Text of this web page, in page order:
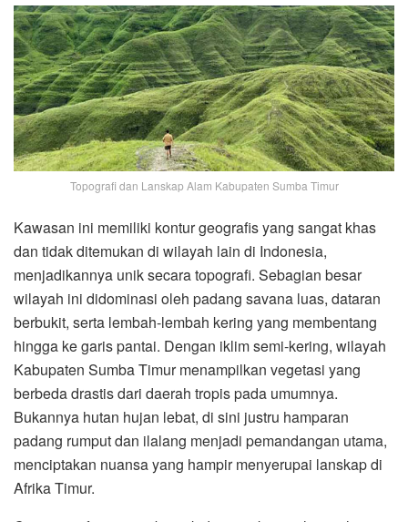
Topografi dan Lanskap Alam Kabupaten Sumba Timur
Kawasan ini memiliki kontur geografis yang sangat khas
dan tidak ditemukan di wilayah lain di Indonesia,
menjadikannya unik secara topografi. Sebagian besar
wilayah ini didominasi oleh padang savana luas, dataran
berbukit, serta lembah-lembah kering yang membentang
hingga ke garis pantai. Dengan iklim semi-kering, wilayah
Kabupaten Sumba Timur menampilkan vegetasi yang
berbeda drastis dari daerah tropis pada umumnya.
Bukannya hutan hujan lebat, di sini justru hamparan
padang rumput dan ilalang menjadi pemandangan utama,
menciptakan nuansa yang hampir menyerupai lanskap di
Afrika Timur.